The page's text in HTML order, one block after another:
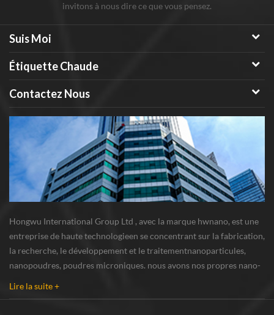
invitons à nous dire ce que vous pensez.
Suis Moi
Étiquette Chaude
Contactez Nous
Hongwu International Group Ltd , avec la marque hwnano, est une
entreprise de haute technologieen se concentrant sur la fabrication,
la recherche, le développement et le traitementnanoparticules,
nanopoudres, poudres microniques. nous avons nos propres nano-
Lire la suite +